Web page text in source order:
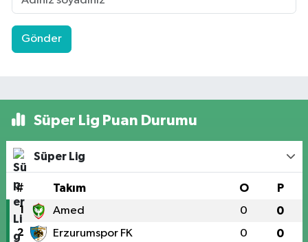
Gönder
Süper Lig Puan Durumu
Süper Lig
# Takım O P
1 Amed 0 0
2 Erzurumspor FK 0 0